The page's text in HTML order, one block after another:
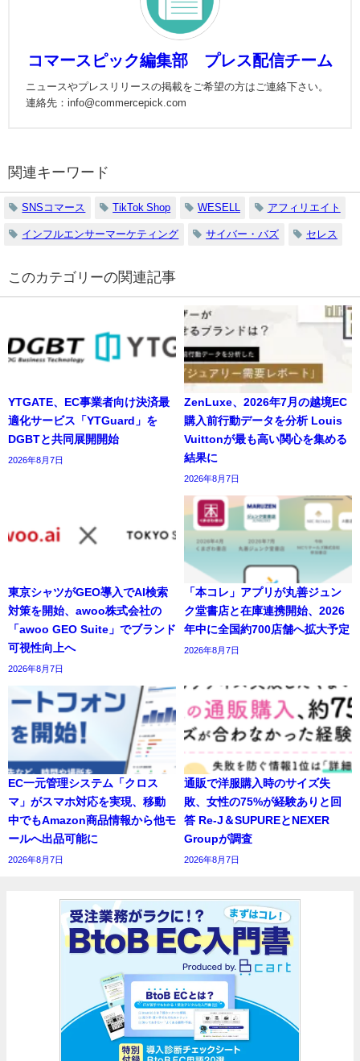
コマースピック編集部 プレス配信チーム
ニュースやプレスリリースの掲載をご希望の方はご連絡下さい。
連絡先：info@commercepick.com
関連キーワード
SNSコマース TikTok Shop WESELL アフィリエイト
インフルエンサーマーケティング サイバー・バズ セレス
の関連記事
YTGATE、EC事業者向け決済最
適化サービス「YTGuard」を
DGBTと共同展開開始
2026年8月7日
ZenLuxe、2026年7月の越境EC
購入前行動データを分析 Louis
Vuittonが最も高い関心を集める
結果に
2026年8月7日
東京シャツがGEO導入でAI検索
対策を開始、awoo株式会社の
「awoo GEO Suite」でブランド
可視性向上へ
2026年8月7日
「本コレ」アプリが丸善ジュン
ク堂書店と在庫連携開始、2026
年中に全国約700店舗へ拡大予定
2026年8月7日
EC一元管理システム「クロス
マ」がスマホ対応を実現、移動
中でもAmazon商品情報から他モ
ールへ出品可能に
2026年8月7日
通販で洋服購入時のサイズ失
敗、女性の75%が経験ありと回
答 Re-J＆SUPUREとNEXER
Groupが調査
2026年8月7日